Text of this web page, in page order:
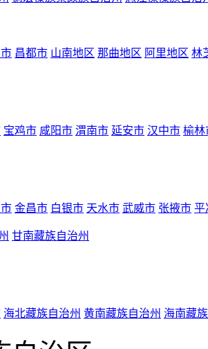
昌都市 山南地区 那曲地区 阿里地区 林
宝鸡市 咸阳市 渭南市 延安市 汉中市 榆林
金昌市 白银市 天水市 武威市 张掖市 平
甘南藏族自治州
海北藏族自治州 黄南藏族自治州 海南藏